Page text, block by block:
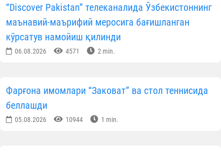
“Discover Pakistan” телеканалида Ўзбекистоннинг
маънавий-маърифий меросига бағишланган
кўрсатув намойиш қилинди
06.08.2026 4571 2 min.
Фарғона имомлари “Заковат” ва стол теннисида
беллашди
05.08.2026 10944 1 min.